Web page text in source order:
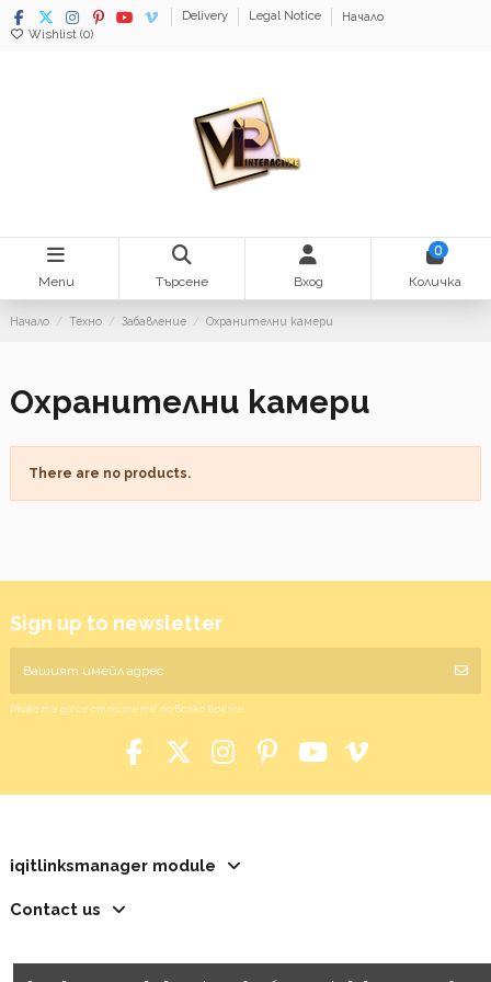
Delivery Legal Notice
Начало
Wishlist (0)
Menu Търсене Вход
0
Количка
Начало Техно Забавление Охранителни камери
Охранителни камери
There are no products.
Sign up to newsletter
Можете да се отпишете по всяко време.
iqitlinksmanager module
Contact us